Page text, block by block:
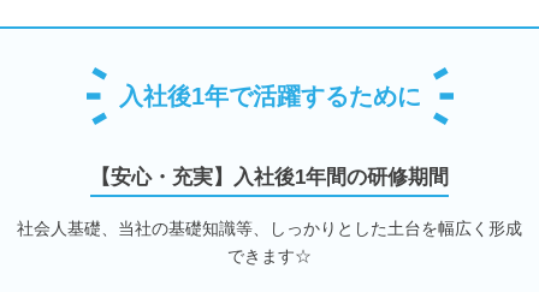
入社後1年で活躍するために
【安心・充実】入社後1年間の研修期間
社会人基礎、当社の基礎知識等、しっかりとした土台を幅広く形成
できます☆